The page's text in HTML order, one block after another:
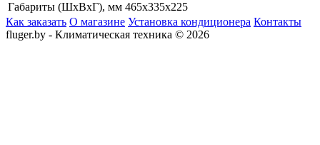
Габариты (ШхВхГ), мм 465х335х225
Как заказать О магазине Установка кондиционера Контакты
fluger.by - Климатическая техника © 2026